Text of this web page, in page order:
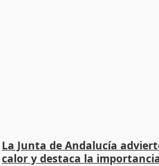
La Junta de Andalucía
calor y destaca la